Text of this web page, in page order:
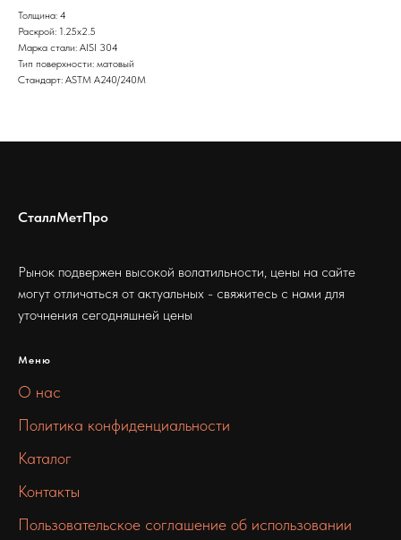
Толщина: 4
Раскрой: 1.25х2.5
Марка стали: AISI 304
Тип поверхности: матовый
Стандарт: ASTM А240/240М
СталлМетПро
Рынок подвержен высокой волатильности, цены на сайте
могут отличаться от актуальных - свяжитесь с нами для
уточнения сегодняшней цены
Меню
О нас
Политика конфиденциальности
Каталог
Контакты
Пользовательское соглашение об использовании